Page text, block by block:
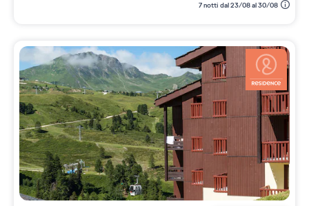
7 notti dal 23/08 al 30/08